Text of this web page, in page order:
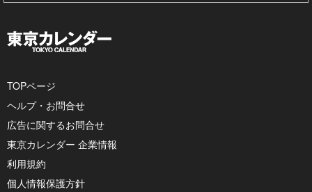
TOPページ
ヘルプ・お問合せ
広告に関するお問合せ
東京カレンダー 企業情報
利用規約
個人情報保護方針